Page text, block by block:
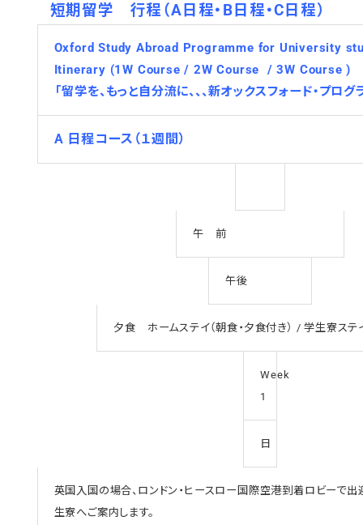
短期留学 行程（A日程・B日程・C日程）
Oxford Study Abroad Programme for University
Itinerary (1W Course / 2W Course / 3W Course )
「留学を、もっと自分流に、、、新オックスフォード・プログ
A 日程コース（１週間）
午 前
午後
夕食 ホームステイ（朝食・夕食付き） / 学生寮ステ
Week
1
日
英国入国の場合、ロンドン・ヒースロー国際空港到着ロビーで出
生寮へご案内します。